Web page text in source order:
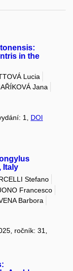
in the
Lucia
Jana
1, DOI
Italy
Stefano
Francesco
Barbora
ročník: 31,